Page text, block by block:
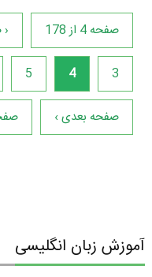
صفحه 4 از 178
3
4
5
صفحه بعدی ›
آموزش زبان انگلیسی